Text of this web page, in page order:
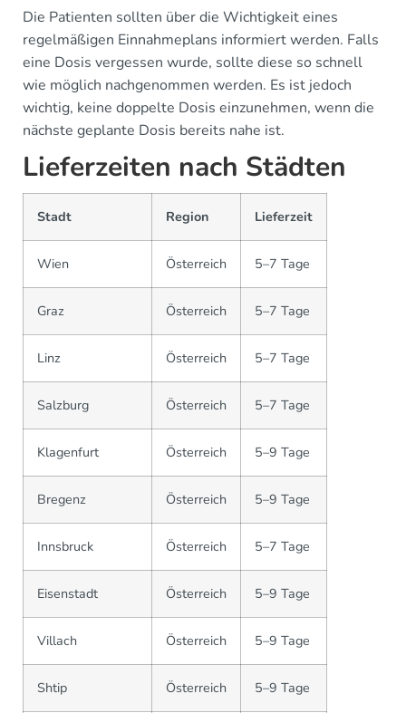
Die Patienten sollten über die Wichtigkeit eines
regelmäßigen Einnahmeplans informiert werden. Falls
eine Dosis vergessen wurde, sollte diese so schnell
wie möglich nachgenommen werden. Es ist jedoch
wichtig, keine doppelte Dosis einzunehmen, wenn die
nächste geplante Dosis bereits nahe ist.
Lieferzeiten nach Städten
Stadt Region Lieferzeit
Wien Österreich 5–7 Tage
Graz Österreich 5–7 Tage
Linz Österreich 5–7 Tage
Salzburg Österreich 5–7 Tage
Klagenfurt Österreich 5–9 Tage
Bregenz Österreich 5–9 Tage
Innsbruck Österreich 5–7 Tage
Eisenstadt Österreich 5–9 Tage
Villach Österreich 5–9 Tage
Shtip Österreich 5–9 Tage